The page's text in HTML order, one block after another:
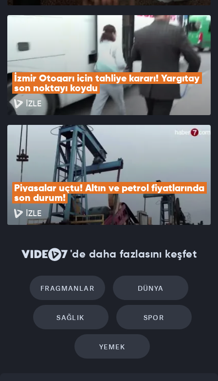
İzmir Otogarı için tahliye kararı! Yargıtay
son noktayı koydu
İZLE
Piyasalar uçtu! Altın ve petrol fiyatlarında
son durum!
İZLE
'de daha fazlasını keşfet
FRAGMANLAR DÜNYA
SAĞLIK SPOR
YEMEK